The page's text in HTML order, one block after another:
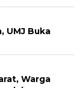
UMJ Buka
Warga